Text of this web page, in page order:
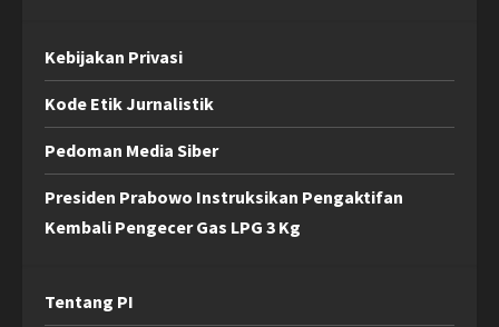
Kebijakan Privasi
Kode Etik Jurnalistik
Pedoman Media Siber
Presiden Prabowo Instruksikan Pengaktifan
Kembali Pengecer Gas LPG 3 Kg
Tentang PI